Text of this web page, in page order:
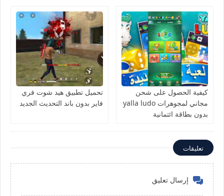
كيفية الحصول على شحن
مجاني لمجوهرات yalla ludo
بدون بطاقة ائتمانية
تحميل تطبيق هيد شوت فري
فاير بدون باند التحديث الجديد
تعليقات
إرسال تعليق